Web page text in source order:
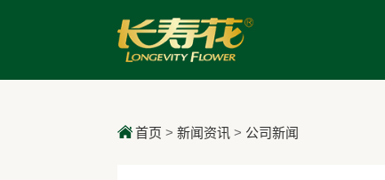
首页 > 新闻资讯 > 公司新闻